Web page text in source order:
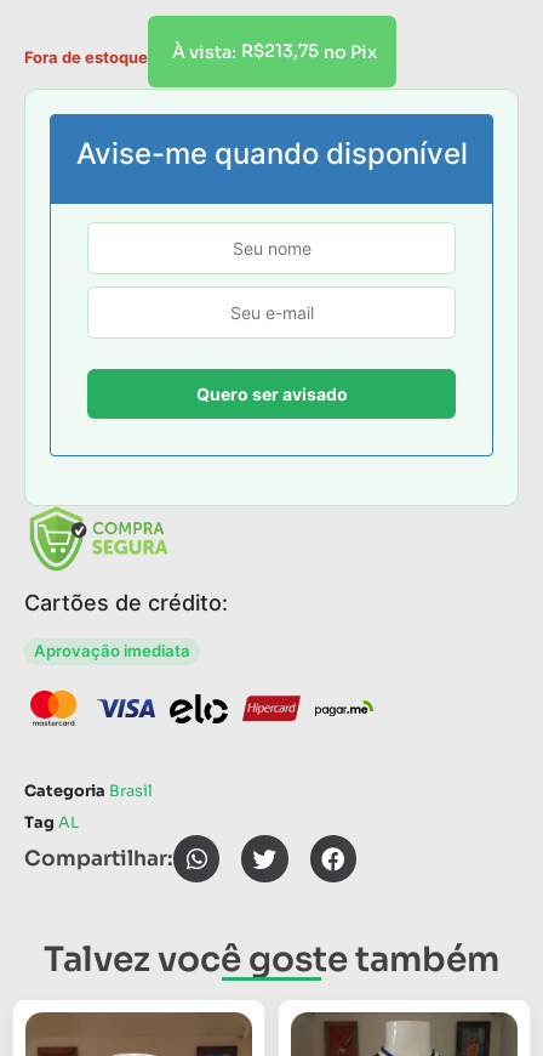
À vista: R$213,75 no Pix
Fora de estoque
Avise-me quando disponível
Cartões de crédito:
Aprovação imediata
Categoria Brasil
Tag AL
Compartilhar:
Talvez você goste também